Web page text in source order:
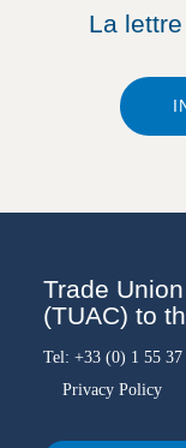
La
Trade
(TUAC) to
Tel: +33 (0) 1 55 37
Privacy Policy